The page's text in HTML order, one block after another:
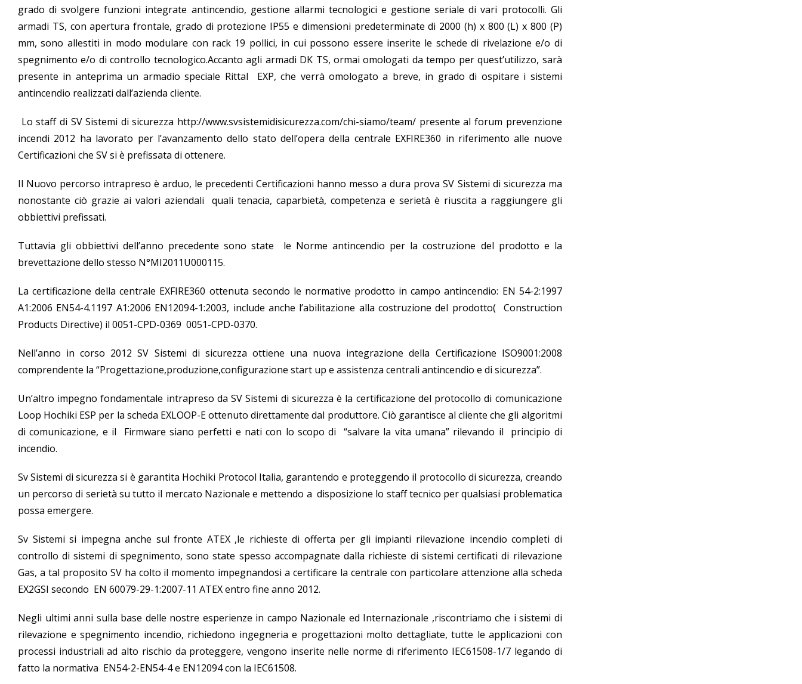
grado di svolgere funzioni integrate antincendio, gestione allarmi tecnologici e gestione seriale di vari protocolli. Gli
armadi TS, con apertura frontale, grado di protezione IP55 e dimensioni predeterminate di 2000 (h) x 800 (L) x 800 (P)
mm, sono allestiti in modo modulare con rack 19 pollici, in cui possono essere inserite le schede di rivelazione e/o di
spegnimento e/o di controllo tecnologico.Accanto agli armadi DK TS, ormai omologati da tempo per quest’utilizzo, sarà
presente in anteprima un armadio speciale Rittal EXP, che verrà omologato a breve, in grado di ospitare i sistemi
antincendio realizzati dall’azienda cliente.
Lo staff di SV Sistemi di sicurezza http://www.svsistemidisicurezza.com/chi-siamo/team/ presente al forum prevenzione
incendi 2012 ha lavorato per l’avanzamento dello stato dell’opera della centrale EXFIRE360 in riferimento alle nuove
Certificazioni che SV si è prefissata di ottenere.
Il Nuovo percorso intrapreso è arduo, le precedenti Certificazioni hanno messo a dura prova SV Sistemi di sicurezza ma
nonostante ciò grazie ai valori aziendali quali tenacia, caparbietà, competenza e serietà è riuscita a raggiungere gli
obbiettivi prefissati.
Tuttavia gli obbiettivi dell’anno precedente sono state le Norme antincendio per la costruzione del prodotto e la
brevettazione dello stesso N°MI2011U000115.
La certificazione della centrale EXFIRE360 ottenuta secondo le normative prodotto in campo antincendio: EN 54-2:1997
A1:2006 EN54-4.1197 A1:2006 EN12094-1:2003, include anche l’abilitazione alla costruzione del prodotto( Construction
Products Directive) il 0051-CPD-0369 0051-CPD-0370.
Nell’anno in corso 2012 SV Sistemi di sicurezza ottiene una nuova integrazione della Certificazione ISO9001:2008
comprendente la “Progettazione,produzione,configurazione start up e assistenza centrali antincendio e di sicurezza”.
Un’altro impegno fondamentale intrapreso da SV Sistemi di sicurezza è la certificazione del protocollo di comunicazione
Loop Hochiki ESP per la scheda EXLOOP-E ottenuto direttamente dal produttore. Ciò garantisce al cliente che gli algoritmi
di comunicazione, e il Firmware siano perfetti e nati con lo scopo di “salvare la vita umana” rilevando il principio di
incendio.
Sv Sistemi di sicurezza si è garantita Hochiki Protocol Italia, garantendo e proteggendo il protocollo di sicurezza, creando
un percorso di serietà su tutto il mercato Nazionale e mettendo a disposizione lo staff tecnico per qualsiasi problematica
possa emergere.
Sv Sistemi si impegna anche sul fronte ATEX ,le richieste di offerta per gli impianti rilevazione incendio completi di
controllo di sistemi di spegnimento, sono state spesso accompagnate dalla richieste di sistemi certificati di rilevazione
Gas, a tal proposito SV ha colto il momento impegnandosi a certificare la centrale con particolare attenzione alla scheda
EX2GSI secondo EN 60079-29-1:2007-11 ATEX entro fine anno 2012.
Negli ultimi anni sulla base delle nostre esperienze in campo Nazionale ed Internazionale ,riscontriamo che i sistemi di
rilevazione e spegnimento incendio, richiedono ingegneria e progettazioni molto dettagliate, tutte le applicazioni con
processi industriali ad alto rischio da proteggere, vengono inserite nelle norme di riferimento IEC61508-1/7 legando di
fatto la normativa EN54-2-EN54-4 e EN12094 con la IEC61508.